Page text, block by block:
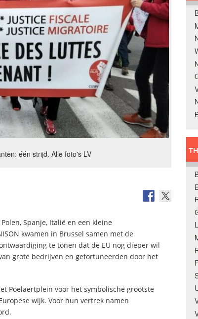
één strijd. Alle foto's LV
Spanje, Italië en een kleine
kwamen in Brussel samen met de
te tonen dat de EU nog dieper wil
grote bedrijven en gefortuneerden door het
Poelaertplein voor het symbolische grootste
wijk. Voor hun vertrek namen